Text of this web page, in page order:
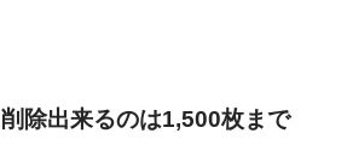
除出来るのは1,500枚まで